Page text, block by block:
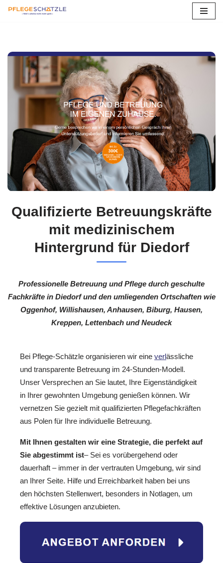
springen
Qualifizierte Betreuungskräfte
mit medizinischem
Hintergrund für Diedorf
Professionelle Betreuung und Pflege durch geschulte
Fachkräfte in Diedorf und den umliegenden Ortschaften wie
Oggenhof, Willishausen, Anhausen, Biburg, Hausen,
Kreppen, Lettenbach und Neudeck
Bei Pflege-Schätzle organisieren wir eine verlässliche
und transparente Betreuung im 24-Stunden-Modell.
Unser Versprechen an Sie lautet, Ihre Eigenständigkeit
in Ihrer gewohnten Umgebung genießen können. Wir
vernetzen Sie gezielt mit qualifizierten Pflegefachkräften
aus Polen für Ihre individuelle Betreuung.
Mit Ihnen gestalten wir eine Strategie, die perfekt auf
Sie abgestimmt ist– Sei es vorübergehend oder
dauerhaft – immer in der vertrauten Umgebung, wir sind
an Ihrer Seite. Hilfe und Erreichbarkeit haben bei uns
den höchsten Stellenwert, besonders in Notlagen, um
effektive Lösungen anzubieten.